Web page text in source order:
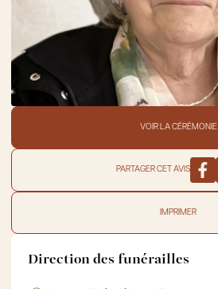
VOIR LA CÉRÉMONIE
PARTAGER CET AVIS
IMPRIMER
Direction des funérailles